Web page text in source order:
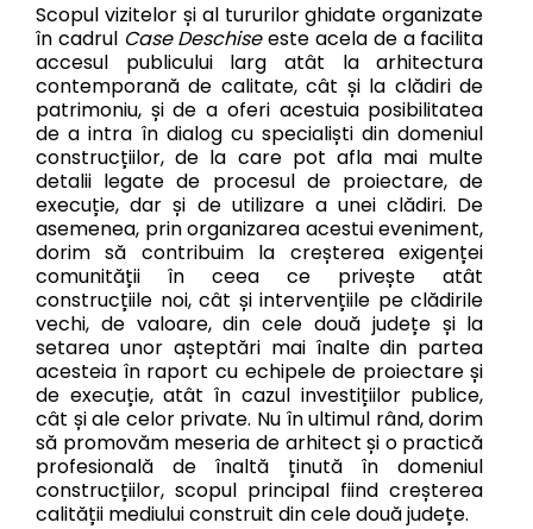
Scopul vizitelor și al tururilor ghidate organizate
în cadrul Case Deschiseeste acela de a facilita
accesul publicului larg atât la arhitectura
contemporană de calitate, cât și la clădiri de
patrimoniu, și de a oferi acestuia posibilitatea
de a intra în dialog cu specialiști din domeniul
construcțiilor, de la care pot afla mai multe
detalii legate de procesul de proiectare, de
execuție, dar și de utilizare a unei clădiri. De
asemenea, prin organizarea acestui eveniment,
dorim să contribuim la creșterea exigenței
comunității în ceea ce privește atât
construcțiile noi, cât și intervențiile pe clădirile
vechi, de valoare, din cele două județe și la
setarea unor așteptări mai înalte din partea
acesteia în raport cu echipele de proiectare și
de execuție, atât în cazul investițiilor publice,
cât și ale celor private. Nu în ultimul rând, dorim
să promovăm meseria de arhitect și o practică
profesională de înaltă ținută în domeniul
construcțiilor, scopul principal fiind creșterea
calității mediului construit din cele două județe.